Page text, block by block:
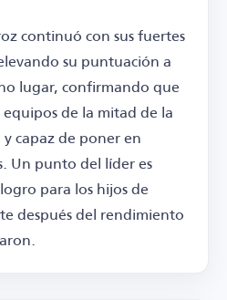
continuó con sus fuertes
su puntuación a
lugar, confirmando que
de la mitad de la
capaz de poner en
Un punto del líder es
para los hijos de
después del rendimiento